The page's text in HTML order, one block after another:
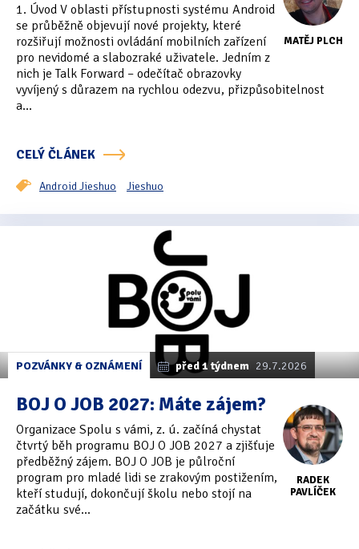
Počítače a notebooky(66)
Zápisníky (7)
Názory & zkušenosti(143)
Pozvánky & oznámení
Pracuji sluchem (564)
Pracuji sluchem a hmatem(566)
Pracuji zrakem a sluchem(515)
Software(503)
Asistivní software(428)
Běžný software(284)
Tipy & triky(17)
MATĚJ PLCH
1. Úvod V oblasti přístupnosti systému Android
se průběžně objevují nové projekty, které
rozšiřují možnosti ovládání mobilních zařízení
pro nevidomé a slabozraké uživatele. Jedním z
nich je Talk Forward – odečítač obrazovky
vyvíjený s důrazem na rychlou odezvu, přizpůsobitelnost
a...
CELÝ ČLÁNEK
Android Jieshuo Jieshuo
POZVÁNKY & OZNÁMENÍ před 1 týdnem 29.7.2026
RADEK
PAVLÍČEK
BOJ O JOB 2027: Máte zájem?
Organizace Spolu s vámi, z. ú. začíná chystat
čtvrtý běh programu BOJ O JOB 2027 a zjišťuje
předběžný zájem. BOJ O JOB je půlroční
program pro mladé lidi se zrakovým postižením,
kteří studují, dokončují školu nebo stojí na
začátku své...